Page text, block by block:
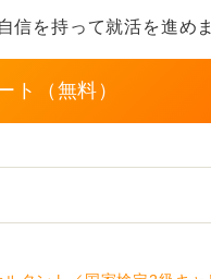
信を持って就活を進め
ト（無料）